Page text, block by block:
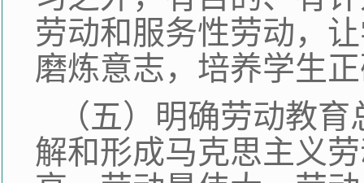
劳动和服务性劳动，
磨炼意志，培养学生
（五）明确劳动教
解和形成马克思主义